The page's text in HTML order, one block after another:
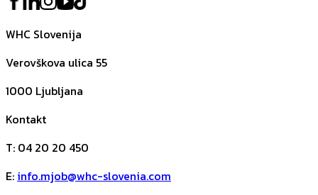
WHC Slovenija
Verovškova ulica 55
1000 Ljubljana
Kontakt
T: 04 20 20 450
E: info.mjob@whc-slovenia.com